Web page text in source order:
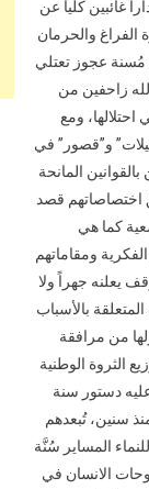
غائبين كلياً عن
والحرمان
مُسنة عجوز تعتلي
زاحفين من
ومع
و”قصور” في
المانحة
اختصاصاتهم قصد
كما هي
ومقاماتهم
يعلنه جهراً ولا
بالأسباب
من مرافقة
الثروة الوطنية
دستور سنة
منذ سنين، تُبعدهم
المساير سُنَّة
الانسان في